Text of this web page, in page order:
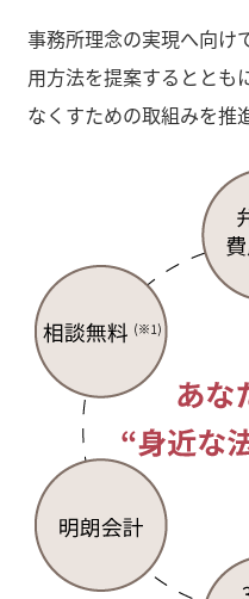
事務所理念の実現へ向け
用方法を提案するととも
なくすための取組みを推